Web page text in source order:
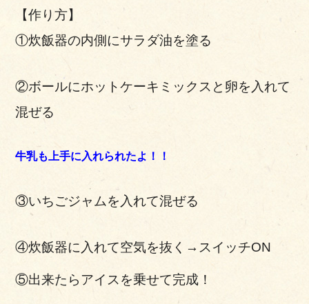
【作り方】
①炊飯器の内側にサラダ油を塗る
②ボールにホットケーキミックスと卵を入れて
混ぜる
牛乳も上手に入れられたよ！！
③いちごジャムを入れて混ぜる
④炊飯器に入れて空気を抜く→スイッチON
⑤出来たらアイスを乗せて完成！